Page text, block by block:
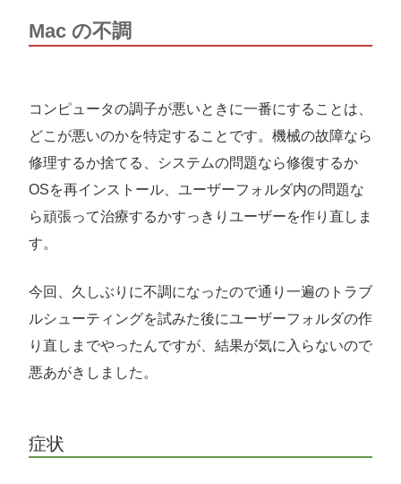
Mac の不調
コンピュータの調子が悪いときに一番にすることは、
どこが悪いのかを特定することです。機械の故障なら
修理するか捨てる、システムの問題なら修復するか
OSを再インストール、ユーザーフォルダ内の問題な
ら頑張って治療するかすっきりユーザーを作り直しま
す。
今回、久しぶりに不調になったので通り一遍のトラブ
ルシューティングを試みた後にユーザーフォルダの作
り直しまでやったんですが、結果が気に入らないので
悪あがきしました。
症状